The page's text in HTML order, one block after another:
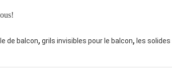
de balcon, grils invisibles pour le balcon, les